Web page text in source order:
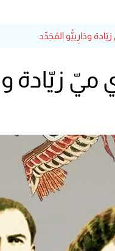
مسرح
ودَارِييُّو المُجَدِّد
زيّادة